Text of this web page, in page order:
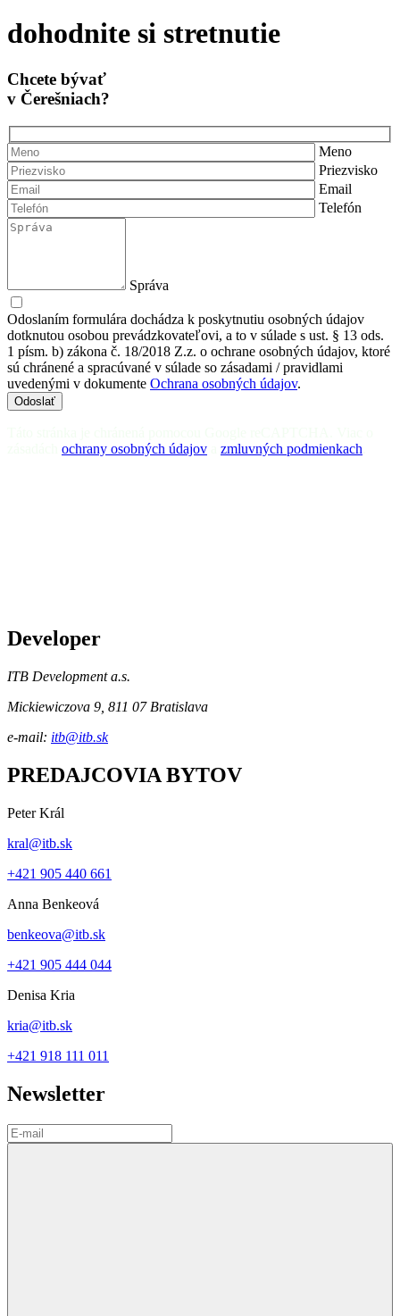
dohodnite si stretnutie
Chcete bývať
v Čerešniach?
Meno
Priezvisko
Email
Telefón
Správa
Odoslaním formulára dochádza k poskytnutiu osobných údajov
dotknutou osobou prevádzkovateľovi, a to v súlade s ust. § 13 ods.
1 písm. b) zákona č. 18/2018 Z.z. o ochrane osobných údajov, ktoré
sú chránené a spracúvané v súlade so zásadami / pravidlami
uvedenými v dokumente Ochrana osobných údajov.
Odoslať
ochrany osobných údajov zmluvných podmienkach
Developer
ITB Development a.s.
Mickiewiczova 9, 811 07 Bratislava
e-mail: itb@itb.sk
PREDAJCOVIA BYTOV
Peter Král
kral@itb.sk
+421 905 440 661
Anna Benkeová
benkeova@itb.sk
+421 905 444 044
Denisa Kria
kria@itb.sk
+421 918 111 011
Newsletter